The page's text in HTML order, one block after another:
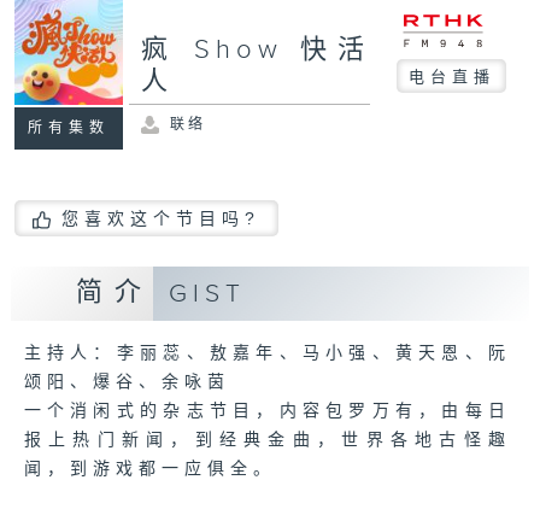
所有集数
疯 Show 快活
人
电台直播
联络
您喜欢这个节目吗?
简介 GIST
主持人：李丽蕊、敖嘉年、马小强、黄天恩、阮
颂阳、爆谷、余咏茵
一个消闲式的杂志节目，内容包罗万有，由每日
报上热门新闻，到经典金曲，世界各地古怪趣
闻，到游戏都一应俱全。